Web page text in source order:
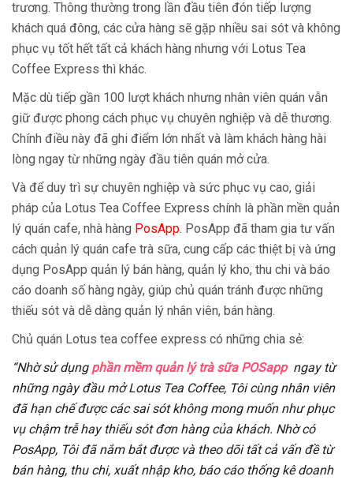
trương. Thông thường trong lần đầu tiên đón tiếp lượng
khách quá đông, các cửa hàng sẽ gặp nhiều sai sót và không
phục vụ tốt hết tất cả khách hàng nhưng với Lotus Tea
Coffee Express thì khác.
Mặc dù tiếp gần 100 lượt khách nhưng nhân viên quán vẫn
giữ được phong cách phục vụ chuyên nghiệp và dễ thương.
Chính điều này đã ghi điểm lớn nhất và làm khách hàng hài
lòng ngay từ những ngày đầu tiên quán mở cửa.
Và để duy trì sự chuyên nghiệp và sức phục vụ cao, giải
pháp của Lotus Tea Coffee Express chính là phần mền quản
lý quán cafe, nhà hàng PosApp. PosApp đã tham gia tư vấn
cách quản lý quán cafe trà sữa, cung cấp các thiệt bị và ứng
dụng PosApp quản lý bán hàng, quản lý kho, thu chi và báo
cáo doanh số hàng ngày, giúp chủ quán tránh được những
thiếu sót và dễ dàng quản lý nhân viên, bán hàng.
Chủ quán Lotus tea coffee express có những chia sẻ:
“Nhờ sử dụng phần mềm quản lý trà sữa POSapp ngay từ
những ngày đầu mở Lotus Tea Coffee, Tôi cùng nhân viên
đã hạn chế được các sai sót không mong muốn như phục
vụ chậm trễ hay thiếu sót đơn hàng của khách. Nhờ có
PosApp, Tôiđã nắm bắt được và theo dõi tất cả vấn đề từ
bán hàng, thu chi, xuất nhập kho, báo cáo thống kê doanh